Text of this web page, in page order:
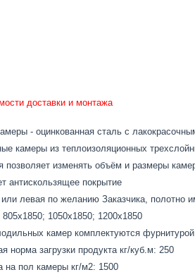
доставки и монтажа
- оцинкованная сталь с
камеры из теплоизоляционных
позволяет изменять объём и размеры
антискользящее покрытие
левая по желанию Заказчика, полотно
1050x1850; 1200x1850
камер комплектуются фурнитурой
норма загрузки продукта кг/куб.м: 250
на пол камеры кг/м2: 1500